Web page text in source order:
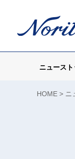
ニュースト
HOME ニ